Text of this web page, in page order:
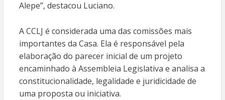
Alepe”, destacou Luciano.
A CCLJ é considerada uma das comissões mais
importantes da Casa. Ela é responsável pela
elaboração do parecer inicial de um projeto
encaminhado à Assembleia Legislativa e analisa a
constitucionalidade, legalidade e juridicidade de
uma proposta ou iniciativa.